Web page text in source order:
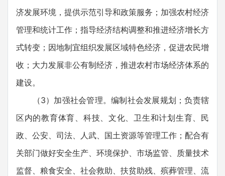
济发展环境，提供示范引导和政策服务；加强农村经济
管理和统计工作；指导经济结构调整和推进经济增长方
式转变；因地制宜组织发展区域特色经济，促进农民增
收；大力发展非公有制经济，推进农村市场经济体系的
建设。
（3）加强社会管理。编制社会发展规划；负责辖
区内的教育体育、科技、文化、卫生和计划生育、民
政、公安、司法、人武、国土资源等管理工作；配合有
关部门做好安全生产、环境保护、市场监管、质量技术
监督、粮食安全、社会救助、扶贫助残、殡葬管理、流